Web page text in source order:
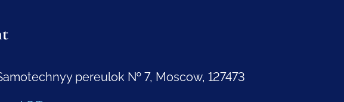
pereulok № 7, Moscow, 127473